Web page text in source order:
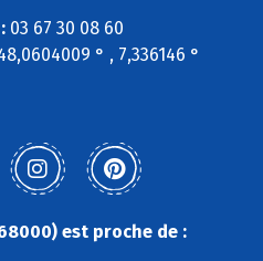
03 67 30 08 60
° , 7,336146 °
est proche de :